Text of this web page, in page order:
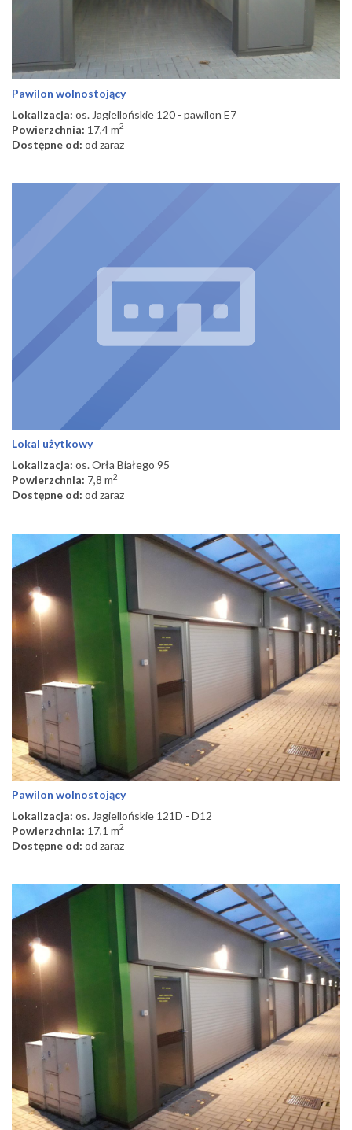
Pawilon wolnostojący
Lokalizacja: os. Jagiellońskie 120 - pawilon E7
Powierzchnia: 17,4 m2
Dostępne od: od zaraz
Lokal użytkowy
Lokalizacja: os. Orła Białego 95
Powierzchnia: 7,8 m2
Dostępne od: od zaraz
Pawilon wolnostojący
Lokalizacja: os. Jagiellońskie 121D - D12
Powierzchnia: 17,1 m2
Dostępne od: od zaraz